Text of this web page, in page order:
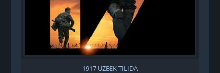
1917 UZBEK TILIDA